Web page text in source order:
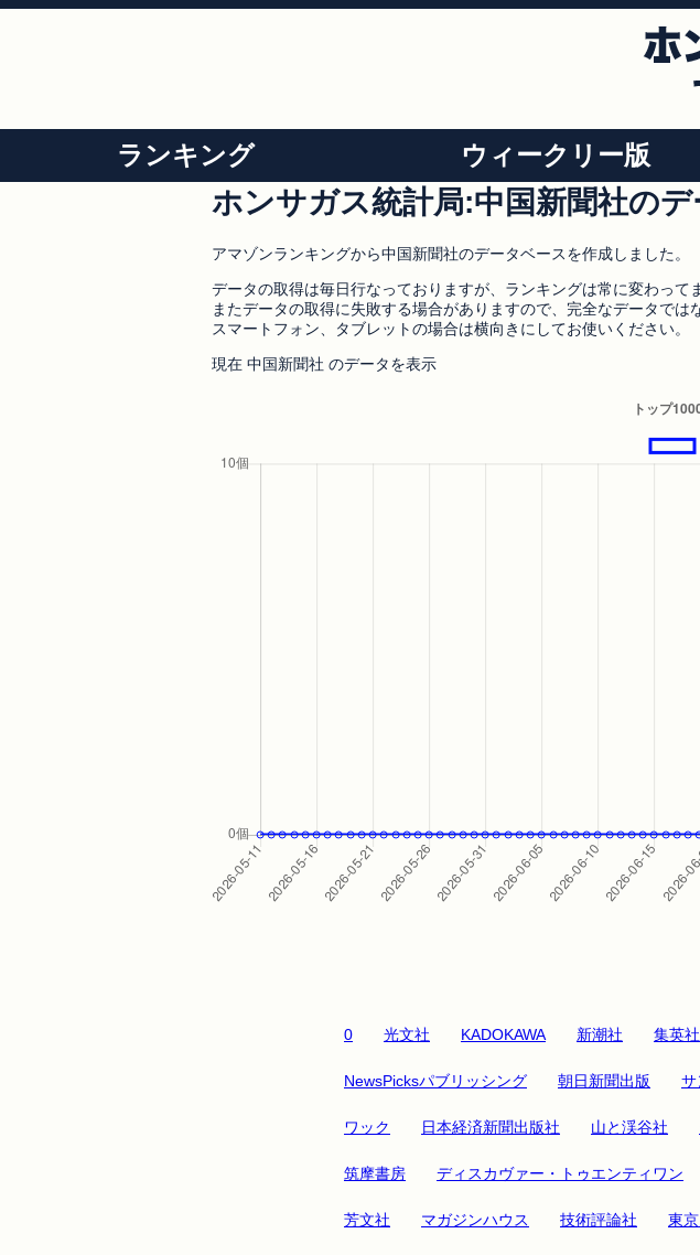
ランキング ウィークリー版
ホンサガス統計局:中国新聞社のデ
アマゾンランキングから中国新聞社のデータベースを作成しました。
データの取得は毎日行なっておりますが、ランキングは常に変わって
またデータの取得に失敗する場合がありますので、完全なデータでは
スマートフォン、タブレットの場合は横向きにしてお使いください。
現在 中国新聞社 のデータを表示
0 光文社 KADOKAWA 新潮社 集英社
NewsPicksパブリッシング 朝日新聞出版 サ
ワック 日本経済新聞出版社 山と渓谷社
筑摩書房 ディスカヴァー・トゥエンティワン
芳文社 マガジンハウス 技術評論社 東